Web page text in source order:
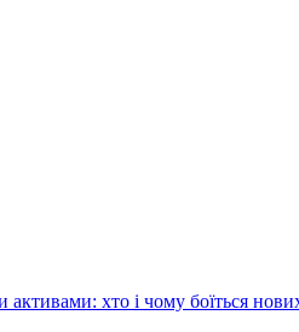
хто і чому боїться